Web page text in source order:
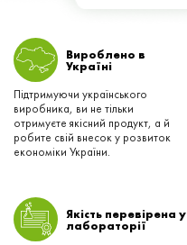
Вироблено в
Українi
Підтримуючи українського
виробника, ви не тільки
отримуєте якісний продукт, а й
робите свій внесок у розвиток
економіки України.
Якість перевірена у
лабораторії